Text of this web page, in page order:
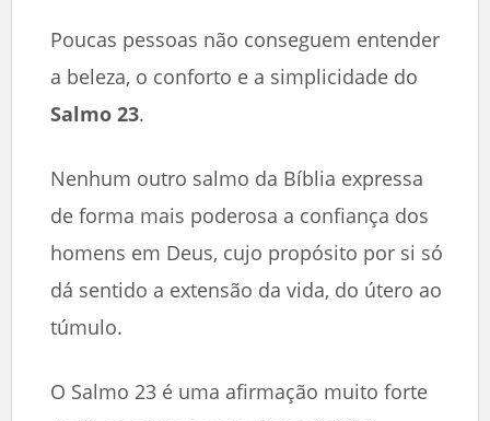
Poucas pessoas não conseguem entender
a beleza, o conforto e a simplicidade do
Salmo 23.
Nenhum outro salmo da Bíblia expressa
de forma mais poderosa a confiança dos
homens em Deus, cujo propósito por si só
dá sentido a extensão da vida, do útero ao
túmulo.
O Salmo 23 é uma afirmação muito forte